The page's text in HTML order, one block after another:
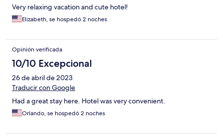
Very relaxing vacation and cute hotel!
Elizabeth, se hospedó 2 noches
Opinión verificada
10/10 Excepcional
26 de abril de 2023
Traducir con Google
Had a great stay here. Hotel was very convenient.
Orlando, se hospedó 2 noches